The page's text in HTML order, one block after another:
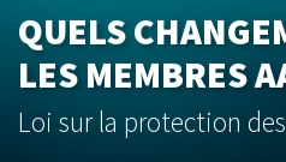
QUELS
LES MEMBRES
Loi sur la protection